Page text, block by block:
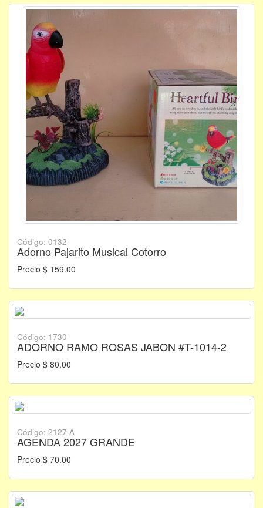
Código: 0132
Adorno Pajarito Musical Cotorro
Precio $ 159.00
Código: 1730
ADORNO RAMO ROSAS JABON #T-1014-2
Precio $ 80.00
Código: 2127 A
AGENDA 2027 GRANDE
Precio $ 70.00